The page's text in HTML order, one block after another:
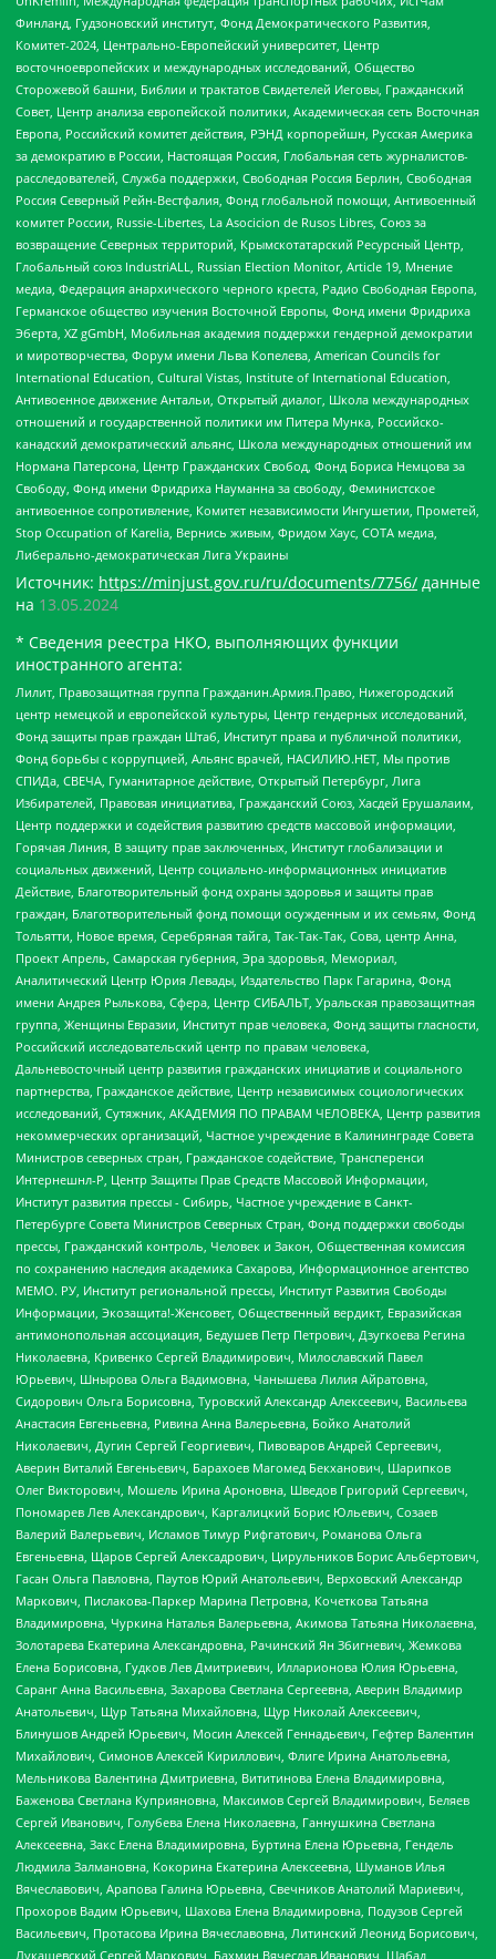
Финланд, Гудзоновский институт, Фонд Демократического Развития,
Комитет-2024, Центрально-Европейский университет, Центр
восточноевропейских и международных исследований, Общество
Сторожевой башни, Библии и трактатов Свидетелей Иеговы, Гражданский
Совет, Центр анализа европейской политики, Академическая сеть Восточная
Европа, Российский комитет действия, РЭНД корпорейшн, Русская Америка
за демократию в России, Настоящая Россия, Глобальная сеть журналистов-
расследователей, Служба поддержки, Свободная Россия Берлин, Свободная
Россия Северный Рейн-Вестфалия, Фонд глобальной помощи, Антивоенный
комитет России, Russie-Libertes, La Asocicion de Rusos Libres, Союз за
возвращение Северных территорий, Крымскотатарский Ресурсный Центр,
Глобальный союз IndustriALL, Russian Election Monitor, Article 19, Мнение
медиа, Федерация анархического черного креста, Радио Свободная Европа,
Германское общество изучения Восточной Европы, Фонд имени Фридриха
Эберта, XZ gGmbH, Мобильная академия поддержки гендерной демократии
и миротворчества, Форум имени Льва Копелева, American Councils for
International Education, Cultural Vistas, Institute of International Education,
Антивоенное движение Антальи, Открытый диалог, Школа международных
отношений и государственной политики им Питера Мунка, Российско-
канадский демократический альянс, Школа международных отношений им
Нормана Патерсона, Центр Гражданских Свобод, Фонд Бориса Немцова за
Свободу, Фонд имени Фридриха Науманна за свободу, Феминистское
антивоенное сопротивление, Комитет независимости Ингушетии, Прометей,
Stop Occupation of Karelia, Вернись живым, Фридом Хаус, СОТА медиа,
Либерально-демократическая Лига Украины
Источник: https://minjust.gov.ru/ru/documents/7756/ данные
на 13.05.2024
* Сведения реестра НКО, выполняющих функции
иностранного агента:
Лилит, Правозащитная группа Гражданин.Армия.Право, Нижегородский
центр немецкой и европейской культуры, Центр гендерных исследований,
Фонд защиты прав граждан Штаб, Институт права и публичной политики,
Фонд борьбы с коррупцией, Альянс врачей, НАСИЛИЮ.НЕТ, Мы против
СПИДа, СВЕЧА, Гуманитарное действие, Открытый Петербург, Лига
Избирателей, Правовая инициатива, Гражданский Союз, Хасдей Ерушалаим,
Центр поддержки и содействия развитию средств массовой информации,
Горячая Линия, В защиту прав заключенных, Институт глобализации и
социальных движений, Центр социально-информационных инициатив
Действие, Благотворительный фонд охраны здоровья и защиты прав
граждан, Благотворительный фонд помощи осужденным и их семьям, Фонд
Тольятти, Новое время, Серебряная тайга, Так-Так-Так, Сова, центр Анна,
Проект Апрель, Самарская губерния, Эра здоровья, Мемориал,
Аналитический Центр Юрия Левады, Издательство Парк Гагарина, Фонд
имени Андрея Рылькова, Сфера, Центр СИБАЛЬТ, Уральская правозащитная
группа, Женщины Евразии, Институт прав человека, Фонд защиты гласности,
Российский исследовательский центр по правам человека,
Дальневосточный центр развития гражданских инициатив и социального
партнерства, Гражданское действие, Центр независимых социологических
исследований, Сутяжник, АКАДЕМИЯ ПО ПРАВАМ ЧЕЛОВЕКА, Центр развития
некоммерческих организаций, Частное учреждение в Калининграде Совета
Министров северных стран, Гражданское содействие, Трансперенси
Интернешнл-Р, Центр Защиты Прав Средств Массовой Информации,
Институт развития прессы - Сибирь, Частное учреждение в Санкт-
Петербурге Совета Министров Северных Стран, Фонд поддержки свободы
прессы, Гражданский контроль, Человек и Закон, Общественная комиссия
по сохранению наследия академика Сахарова, Информационное агентство
МЕМО. РУ, Институт региональной прессы, Институт Развития Свободы
Информации, Экозащита!-Женсовет, Общественный вердикт, Евразийская
антимонопольная ассоциация, Бедушев Петр Петрович, Дзугкоева Регина
Николаевна, Кривенко Сергей Владимирович, Милославский Павел
Юрьевич, Шнырова Ольга Вадимовна, Чанышева Лилия Айратовна,
Сидорович Ольга Борисовна, Туровский Александр Алексеевич, Васильева
Анастасия Евгеньевна, Ривина Анна Валерьевна, Бойко Анатолий
Николаевич, Дугин Сергей Георгиевич, Пивоваров Андрей Сергеевич,
Аверин Виталий Евгеньевич, Барахоев Магомед Бекханович, Шарипков
Олег Викторович, Мошель Ирина Ароновна, Шведов Григорий Сергеевич,
Пономарев Лев Александрович, Каргалицкий Борис Юльевич, Созаев
Валерий Валерьевич, Исламов Тимур Рифгатович, Романова Ольга
Евгеньевна, Щаров Сергей Алексадрович, Цирульников Борис Альбертович,
Гасан Ольга Павловна, Паутов Юрий Анатольевич, Верховский Александр
Маркович, Пислакова-Паркер Марина Петровна, Кочеткова Татьяна
Владимировна, Чуркина Наталья Валерьевна, Акимова Татьяна Николаевна,
Золотарева Екатерина Александровна, Рачинский Ян Збигневич, Жемкова
Елена Борисовна, Гудков Лев Дмитриевич, Илларионова Юлия Юрьевна,
Саранг Анна Васильевна, Захарова Светлана Сергеевна, Аверин Владимир
Анатольевич, Щур Татьяна Михайловна, Щур Николай Алексеевич,
Блинушов Андрей Юрьевич, Мосин Алексей Геннадьевич, Гефтер Валентин
Михайлович, Симонов Алексей Кириллович, Флиге Ирина Анатольевна,
Мельникова Валентина Дмитриевна, Вититинова Елена Владимировна,
Баженова Светлана Куприяновна, Максимов Сергей Владимирович, Беляев
Сергей Иванович, Голубева Елена Николаевна, Ганнушкина Светлана
Алексеевна, Закс Елена Владимировна, Буртина Елена Юрьевна, Гендель
Людмила Залмановна, Кокорина Екатерина Алексеевна, Шуманов Илья
Вячеславович, Арапова Галина Юрьевна, Свечников Анатолий Мариевич,
Прохоров Вадим Юрьевич, Шахова Елена Владимировна, Подузов Сергей
Васильевич, Протасова Ирина Вячеславовна, Литинский Леонид Борисович,
Лукашевский Сергей Маркович, Бахмин Вячеслав Иванович, Шабад